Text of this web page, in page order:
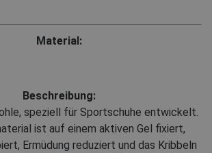
Material:
Beschreibung:
speziell für Sportschuhe entwickelt.
ist auf einem aktiven Gel fixiert,
Ermüdung reduziert und das Kribbeln